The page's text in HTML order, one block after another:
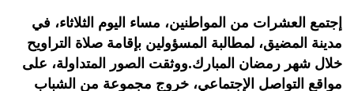
إجتمع العشرات من المواطنين، مساء اليوم الثلاثاء، في
مدينة المضيق، لمطالبة المسؤولين بإقامة صلاة التراويح
خلال شهر رمضان المبارك.ووثقت الصور المتداولة، على
مواقع التواصل الإجتماعي، خروج مجموعة من الشباب